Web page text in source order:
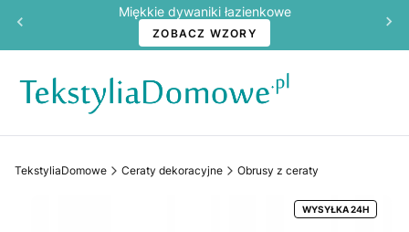
Miękkie dywaniki łazienkowe
ZOBACZ WZORY
TekstyliaDomowe Ceraty dekoracyjne Obrusy z ceraty
WYSYŁKA 24H